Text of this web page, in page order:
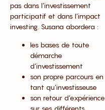
pas dans l’investissement
participatif et dans l’impact
investing. Susana abordera :
les bases de toute
démarche
d’investissement
son propre parcours en
tant qu’investisseuse
son retour d’expérience
sur ses différents